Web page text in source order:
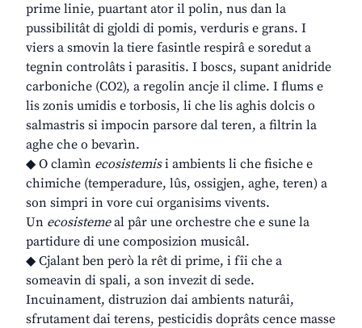
prime linie, puartant ator il polin, nus dan la
pussibilitât di gjoldi di pomis, verduris e grans. I
viers a smovin la tiere fasintle respirâ e soredut a
tegnin controlâts i parasitis. I boscs, supant anidride
carboniche (CO2), a regolin ancje il clime. I flums e
lis zonis umidis e torbosis, li che lis aghis dolcis o
salmastris si impocin parsore dal teren, a filtrin la
aghe che o bevarìn.
◆ O clamìn ecosistemisi ambients li che fisiche e
chimiche (temperadure, lûs, ossigjen, aghe, teren) a
son simpri in vore cui organisims vivents.
Un ecosistemeal pâr une orchestre che e sune la
partidure di une composizion musicâl.
◆ Cjalant ben però la rêt di prime, i fîi che a
someavin di spali, a son invezit di sede.
Incuinament, distruzion dai ambients naturâi,
sfrutament dai terens, pesticidis doprâts cence masse